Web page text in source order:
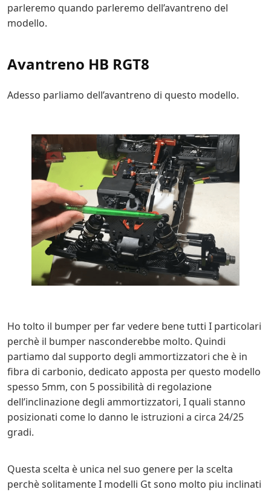
parleremo quando parleremo dell’avantreno del
modello.
Avantreno HB RGT8
Adesso parliamo dell’avantreno di questo modello.
Ho tolto il bumper per far vedere bene tutti I particolari
perchè il bumper nasconderebbe molto. Quindi
partiamo dal supporto degli ammortizzatori che è in
fibra di carbonio, dedicato apposta per questo modello
spesso 5mm, con 5 possibilità di regolazione
dell’inclinazione degli ammortizzatori, I quali stanno
posizionati come lo danno le istruzioni a circa 24/25
gradi.
Questa scelta è unica nel suo genere per la scelta
perchè solitamente I modelli Gt sono molto piu inclinati